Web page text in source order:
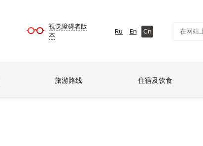
视觉障碍者版
本
Ru En Cn
旅游路线 住宿及饮食